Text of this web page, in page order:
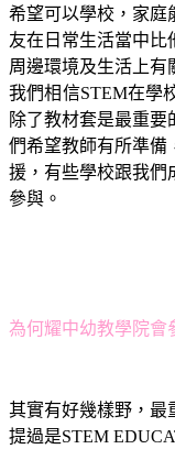
希望可以學校，家庭
友在日常生活當中比
周邊環境及生活上有
我們相信STEM在學
除了教材套是最重
們希望教師有所準備
援，有些學校跟我們
參與。
為何耀中幼教學院會
其實有好幾樣野，最
提過是STEM